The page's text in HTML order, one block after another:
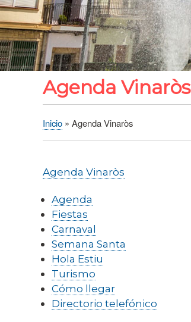
Agenda Vinaròs
Sobrescribir
ayuda
navegación
Inicio Agenda Vinaròs
Agenda Vinaròs
Agenda
Fiestas
Carnaval
Semana Santa
Hola Estiu
Turismo
Cómo llegar
Directorio telefónico